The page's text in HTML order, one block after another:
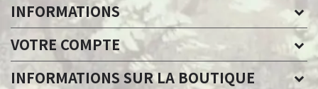
INFORMATIONS
VOTRE COMPTE
INFORMATIONS SUR LA BOUTIQUE